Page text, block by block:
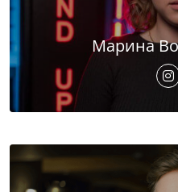
Марина